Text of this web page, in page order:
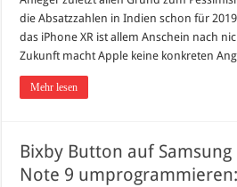
die Absatzzahlen in Indien schon für
das iPhone XR ist allem Anschein nach
Zukunft macht Apple keine konkreten
Mehr lesen
Bixby Button auf Samsung
Note 9 umprogrammieren: